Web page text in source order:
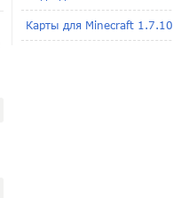
Карты для Minecraft 1.7.10